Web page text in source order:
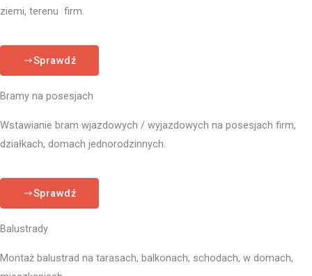
ziemi, terenu firm.
Sprawdź
Bramy na posesjach
Wstawianie bram wjazdowych / wyjazdowych na posesjach firm,
działkach, domach jednorodzinnych.
Sprawdź
Balustrady
Montaż balustrad na tarasach, balkonach, schodach, w domach,